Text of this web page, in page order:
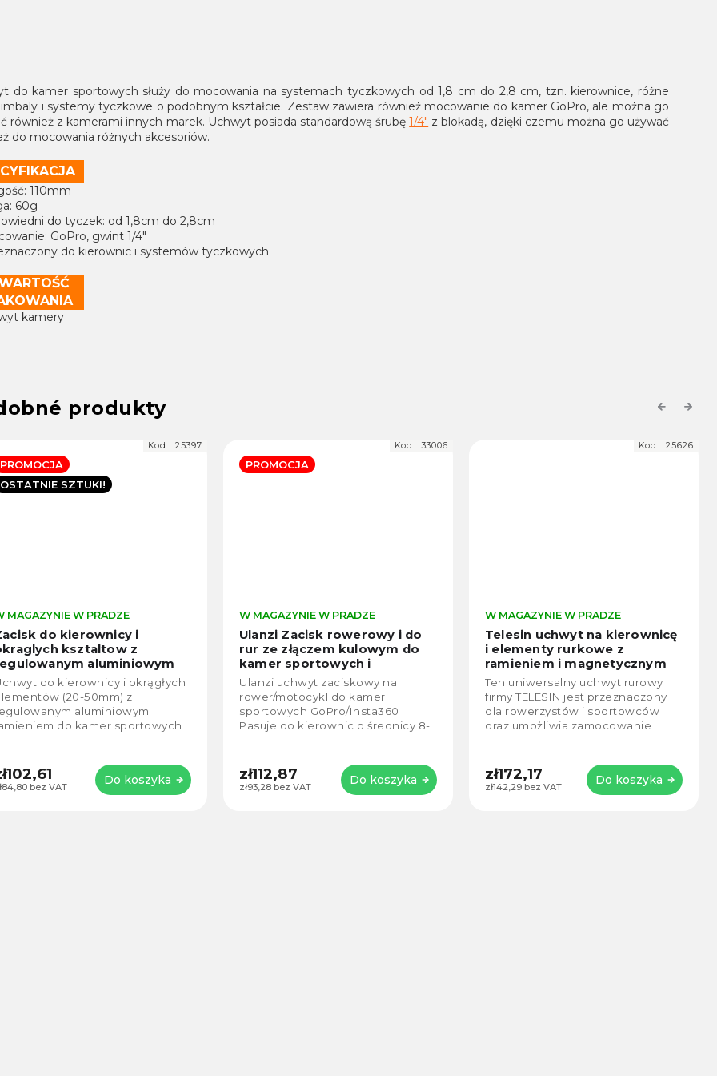
do kamer sportowych służy do mocowania na systemach tyczkowych od 1,8 cm do 2,8 cm, tzn. kierownice, różne
i systemy tyczkowe o podobnym kształcie. Zestaw zawiera również mocowanie do kamer GoPro, ale można go
również z kamerami innych marek. Uchwyt posiada standardową śrubę1/4" z blokadą, dzięki czemu można go używać
do mocowania różnych akcesoriów.
110mm
60g
do tyczek: od 1,8cm do 2,8cm
GoPro, gwint 1/4"
do kierownic i systemów tyczkowych
kamery
Previous
PROMOCJA
OSTATNIE SZTUKI!
do kierownicy i
ksztaltow z
aluminiowym
do kamer
MAGAZYNIE W PRADZE
bez VAT Do koszyka
do kierownicy i okrągłych
(20-50mm) z
aluminiowym
do kamer sportowych
Kod : 25397
PROMOCJA
Ulanzi Zacisk rowerowy i do
rur ze złączem kulowym do
kamer sportowych i
smartfonaRozpětí svorky 8-
35mm
W MAGAZYNIE W PRADZE
zł93,28 bez VAT
zł112,87 Do koszyka
Ulanzi uchwyt zaciskowy na
rower/motocykl do kamer
sportowych GoPro/Insta360 .
Pasuje do kierownic o średnicy 8-
Kod :33006
Telesin uchwyt na kierownicę
i elementy rurkowe z
ramieniem i magnetycznym
systemem szybkiego
montażu do GoPro HERO 13
W MAGAZYNIE W PRADZE
zł142,29 bez VAT
zł172,17 Do koszyka
Ten uniwersalny uchwyt rurowy
firmy TELESIN jest przeznaczony
dla rowerzystów i sportowców
oraz umożliwia zamocowanie
Kod : 25626
Next